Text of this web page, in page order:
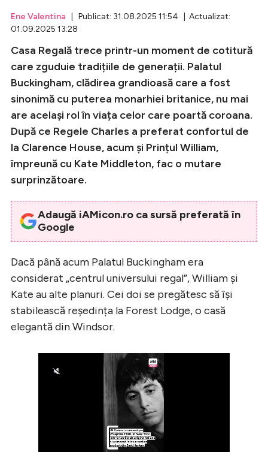
Intră în cont
Creează cont
Ene Valentina | Publicat: 31.08.2025 11:54 | Actualizat:
01.09.2025 13:28
Casa Regală trece printr-un moment de cotitură
care zguduie tradițiile de generații. Palatul
Buckingham, clădirea grandioasă care a fost
sinonimă cu puterea monarhiei britanice, nu mai
are același rol în viața celor care poartă coroana.
După ce Regele Charles a preferat confortul de
la Clarence House, acum și Prințul William,
împreună cu Kate Middleton, fac o mutare
surprinzătoare.
Adaugă iAMicon.ro ca sursă preferată în
Google
Dacă până acum Palatul Buckingham era
considerat „centrul universului regal”, William și
Kate au alte planuri. Cei doi se pregătesc să își
stabilească reședința la Forest Lodge, o casă
elegantă din Windsor.